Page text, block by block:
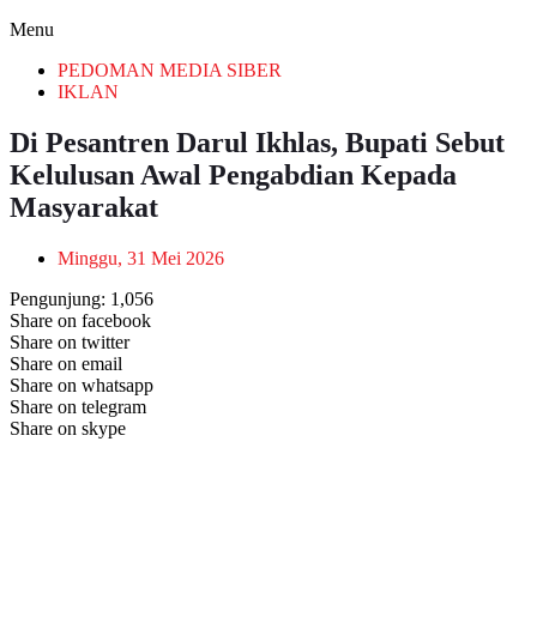
Menu
PEDOMAN MEDIA SIBER
IKLAN
Di Pesantren Darul Ikhlas, Bupati Sebut
Kelulusan Awal Pengabdian Kepada
Masyarakat
Minggu, 31 Mei 2026
Pengunjung: 1,056
Share on facebook
Share on twitter
Share on email
Share on whatsapp
Share on telegram
Share on skype